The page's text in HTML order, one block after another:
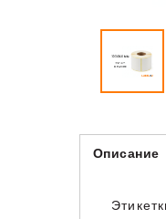
Описание